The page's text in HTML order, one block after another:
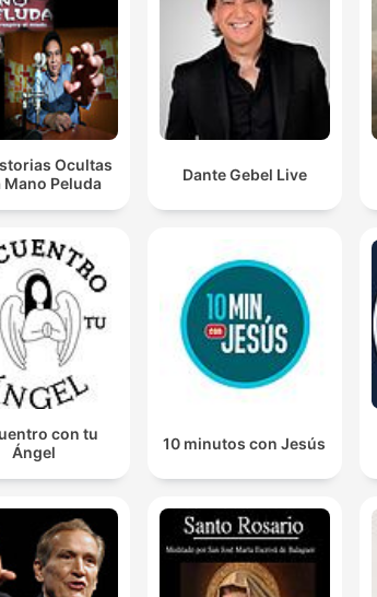
Ocultas
Mano Peluda
Dante Gebel Live
con tu
Ángel
10 minutos con Jesús